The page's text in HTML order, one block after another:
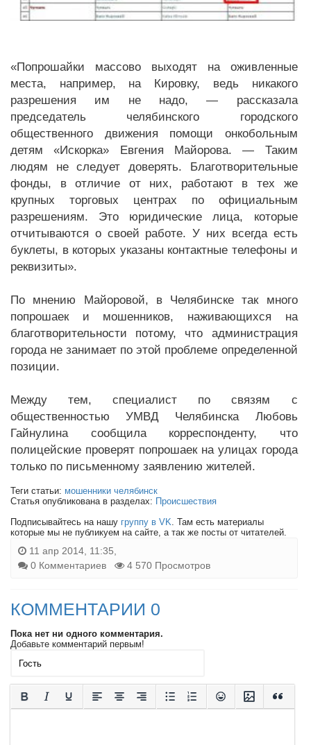
«Попрошайки массово выходят на оживленные
места, например, на Кировку, ведь никакого
разрешения им не надо, — рассказала
председатель челябинского городского
общественного движения помощи онкобольным
детям «Искорка» Евгения Майорова. — Таким
людям не следует доверять. Благотворительные
фонды, в отличие от них, работают в тех же
крупных торговых центрах по официальным
разрешениям. Это юридические лица, которые
отчитываются о своей работе. У них всегда есть
буклеты, в которых указаны контактные телефоны и
реквизиты».
По мнению Майоровой, в Челябинске так много
попрошаек и мошенников, наживающихся на
благотворительности потому, что администрация
города не занимает по этой проблеме определенной
позиции.
Между тем, специалист по связям с
общественностью УМВД Челябинска Любовь
Гайнулина сообщила корреспонденту, что
полицейские проверят попрошаек на улицах города
только по письменному заявлению жителей.
Теги статьи: мошенники челябинск
Статья опубликована в разделах: Происшествия
Подписывайтесь на нашу группу в VK. Там есть материалы
которые мы не публикуем на сайте, а так же посты от читателей.
11 апр 2014, 11:35,
0 Комментариев
4 570 Просмотров
КОММЕНТАРИИ 0
Пока нет ни одного комментария.
Добавьте комментарий первым!